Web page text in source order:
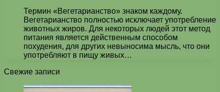
Термин «Вегетарианство» знаком каждому.
Вегетарианство полностью исключает употребление
животных жиров. Для некоторых людей этот метод
питания является действенным способом
похудения, для других невыносима мысль, что они
употребляют в пищу живых…
Свежие записи